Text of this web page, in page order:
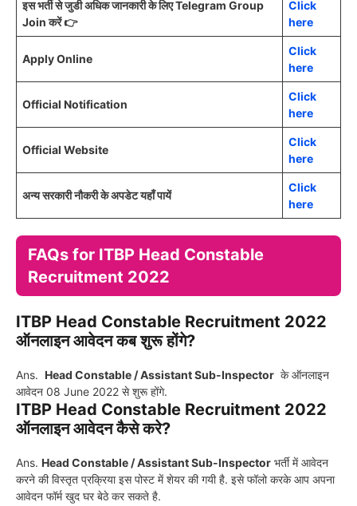
इस भर्ती से जुडी अधिक जानकारी के लिए Telegram Group
Join करें 👉
Click
here
Apply Online
Click
here
Official Notification
Click
here
Official Website
Click
here
अन्य सरकारी नौकरी के अपडेट यहाँ पायें
Click
here
FAQs for ITBP Head Constable
Recruitment 2022
ITBP Head Constable Recruitment 2022
ऑनलाइन आवेदन कब शुरू होंगे?
Ans. Head Constable / Assistant Sub-Inspector के ऑनलाइन
आवेदन 08 June 2022 से शुरू होंगे.
ITBP Head Constable Recruitment 2022
ऑनलाइन आवेदन कैसे करे?
Ans. Head Constable / Assistant Sub-Inspector भर्ती में आवेदन
करने की विस्तृत प्रक्रिया इस पोस्ट में शेयर की गयी है. इसे फॉलो करके आप अपना
आवेदन फॉर्म खुद घर बेठे कर सकते है.